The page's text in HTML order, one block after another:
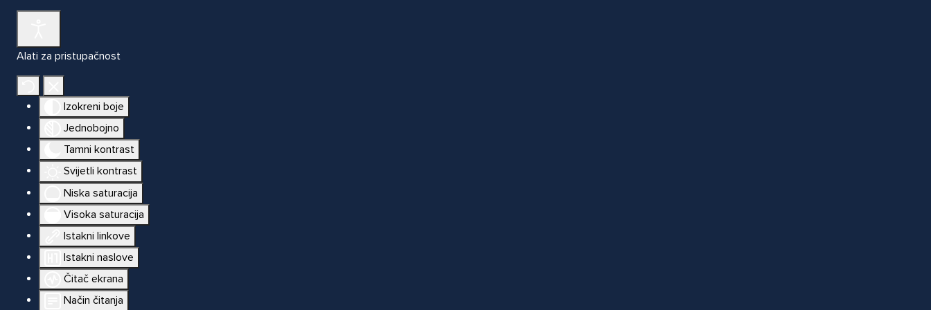
Alati za pristupačnost
Izokreni boje
Jednobojno
Tamni kontrast
Svijetli kontrast
Niska saturacija
Visoka saturacija
Istakni linkove
Istakni naslove
Čitač ekrana
Način čitanja